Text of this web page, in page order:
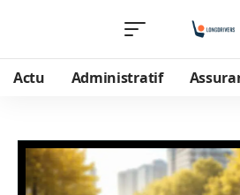
Actu Administratif